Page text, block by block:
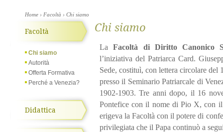
Home › Facoltà › Chi siamo
Facoltà
Chi siamo
Autorità
Offerta Formativa
Perché a Venezia?
Didattica
Chi siamo
LaFacoltà di Diritto
l’iniziativa del Patriarca Card.
Sede, costituì, con lettera circolare
presso il Seminario Patriarcale di
1902-1903. Tre anni dopo, il 16
Pontefice con il nome di Pio X, con
erigeva la Facoltà con il potere di
privilegiata che il Papa continuò a